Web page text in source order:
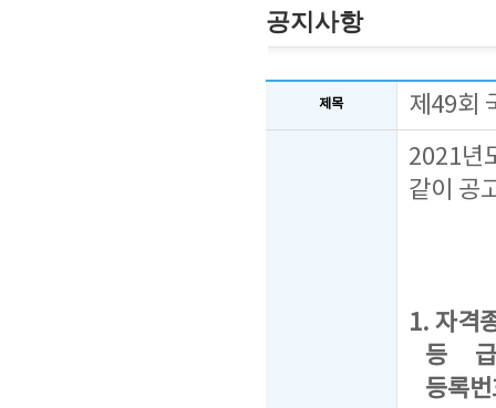
공지사항
제목 제49회
2021년
같이 공
1. 자격
등 급
등록